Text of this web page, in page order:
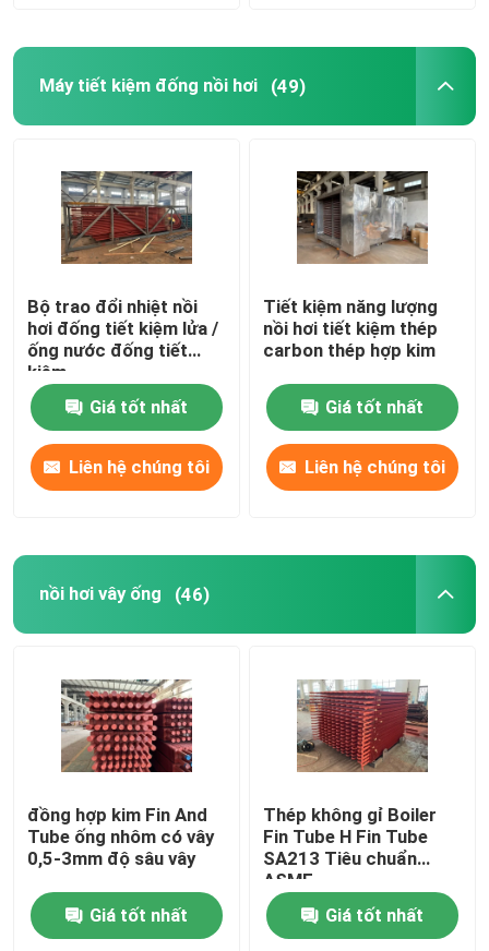
Máy tiết kiệm đống nồi hơi (49)
Bộ trao đổi nhiệt nồi
hơi đống tiết kiệm lửa /
ống nước đống tiết
kiệm
Giá tốt nhất
Liên hệ chúng tôi
Tiết kiệm năng lượng
nồi hơi tiết kiệm thép
carbon thép hợp kim
Giá tốt nhất
Liên hệ chúng tôi
nồi hơi vây ống (46)
đồng hợp kim Fin And
Tube ống nhôm có vây
0,5-3mm độ sâu vây
Giá tốt nhất
Thép không gỉ Boiler
Fin Tube H Fin Tube
SA213 Tiêu chuẩn
ASME
Giá tốt nhất